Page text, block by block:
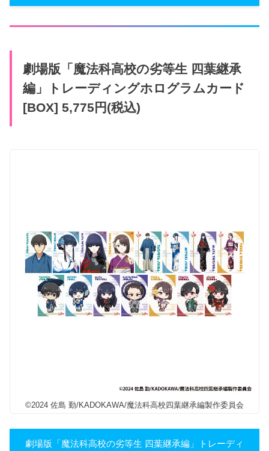
劇場版「魔法科高校の劣等生 四葉継承
編」トレーディングホログラムカード
[BOX] 5,775円(税込)
©2024 佐島 勤/KADOKAWA/魔法科高校四葉継承編製作委員会
劇場版「魔法科高校の劣等生 四葉継承編」トレーディ